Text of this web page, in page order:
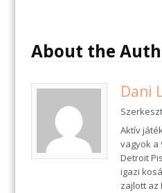
About the
Dani
Aktív
vagyok a
Detroit
igazi
zajlott az